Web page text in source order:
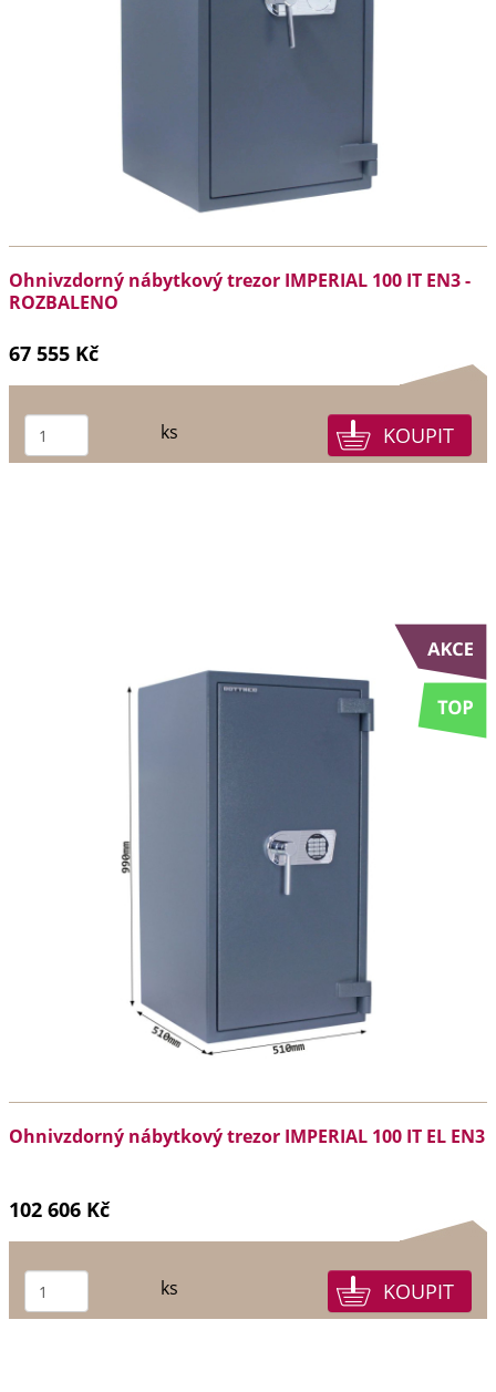
Ohnivzdorný nábytkový trezor IMPERIAL 100 IT EN3 -
ROZBALENO
67 555 Kč
ks
Ohnivzdorný nábytkový trezor IMPERIAL 100 IT EL EN3
102 606 Kč
ks